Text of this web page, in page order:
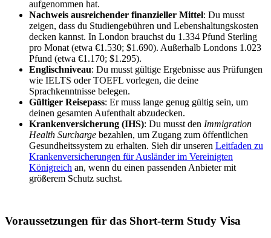
aufgenommen hat.
Nachweis ausreichender finanzieller Mittel: Du musst
zeigen, dass du Studiengebühren und Lebenshaltungskosten
decken kannst. In London brauchst du 1.334 Pfund Sterling
pro Monat (etwa €1.530; $1.690). Außerhalb Londons 1.023
Pfund (etwa €1.170; $1.295).
Englischniveau: Du musst gültige Ergebnisse aus Prüfungen
wie IELTS oder TOEFL vorlegen, die deine
Sprachkenntnisse belegen.
Gültiger Reisepass: Er muss lange genug gültig sein, um
deinen gesamten Aufenthalt abzudecken.
Krankenversicherung (IHS): Du musst den Immigration
Health Surcharge bezahlen, um Zugang zum öffentlichen
Gesundheitssystem zu erhalten. Sieh dir unseren Leitfaden zu
Krankenversicherungen für Ausländer im Vereinigten
Königreich an, wenn du einen passenden Anbieter mit
größerem Schutz suchst.
Voraussetzungen für das Short-term Study Visa